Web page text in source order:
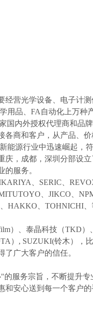
营光学设备、电子计
用品、FA自动化上万种
国内外授权代理商和品
各商和客户，从产品、
能源行业中迅速崛起，
，成都，深圳分部设
的服务。
、SERIC、
、JIKCO、
HAKKO、TOHNICHI、
）、泰晶科技（TKD）
）, SUZUKI(铃木），
了广大客户的信任。
的服务宗旨，不断提升
安心送到每一个客户的